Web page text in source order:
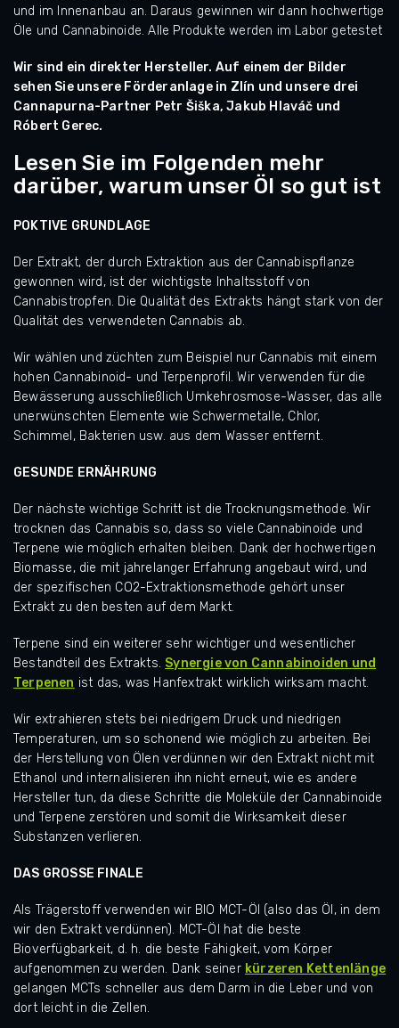
und im Innenanbau an. Daraus gewinnen wir dann hochwertige
Öle und Cannabinoide. Alle Produkte werden im Labor getestet
Wir sind ein direkter Hersteller. Auf einem der Bilder
sehen Sie unsere Förderanlage in Zlín und unsere drei
Cannapurna-Partner Petr Šiška, Jakub Hlaváč und
Róbert Gerec.
Lesen Sie im Folgenden mehr
darüber, warum unser Öl so gut ist
POKTIVE GRUNDLAGE
Der Extrakt, der durch Extraktion aus der Cannabispflanze
gewonnen wird, ist der wichtigste Inhaltsstoff von
Cannabistropfen. Die Qualität des Extrakts hängt stark von der
Qualität des verwendeten Cannabis ab.
Wir wählen und züchten zum Beispiel nur Cannabis mit einem
hohen Cannabinoid- und Terpenprofil. Wir verwenden für die
Bewässerung ausschließlich Umkehrosmose-Wasser, das alle
unerwünschten Elemente wie Schwermetalle, Chlor,
Schimmel, Bakterien usw. aus dem Wasser entfernt.
GESUNDE ERNÄHRUNG
Der nächste wichtige Schritt ist die Trocknungsmethode. Wir
trocknen das Cannabis so, dass so viele Cannabinoide und
Terpene wie möglich erhalten bleiben. Dank der hochwertigen
Biomasse, die mit jahrelanger Erfahrung angebaut wird, und
der spezifischen CO2-Extraktionsmethode gehört unser
Extrakt zu den besten auf dem Markt.
Terpene sind ein weiterer sehr wichtiger und wesentlicher
Bestandteil des Extrakts. Synergie von Cannabinoiden und
Terpenen ist das, was Hanfextrakt wirklich wirksam macht.
Wir extrahieren stets bei niedrigem Druck und niedrigen
Temperaturen, um so schonend wie möglich zu arbeiten. Bei
der Herstellung von Ölen verdünnen wir den Extrakt nicht mit
Ethanol und internalisieren ihn nicht erneut, wie es andere
Hersteller tun, da diese Schritte die Moleküle der Cannabinoide
und Terpene zerstören und somit die Wirksamkeit dieser
Substanzen verlieren.
DAS GROSSE FINALE
Als Trägerstoff verwenden wir BIO MCT-Öl (also das Öl, in dem
wir den Extrakt verdünnen). MCT-Öl hat die beste
Bioverfügbarkeit, d. h. die beste Fähigkeit, vom Körper
aufgenommen zu werden. Dank seiner kürzeren Kettenlänge
gelangen MCTs schneller aus dem Darm in die Leber und von
dort leicht in die Zellen.